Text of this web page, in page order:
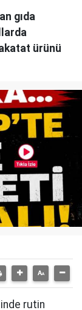
gıda
ürünü
rutin